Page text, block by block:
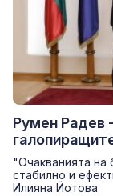
Румен Радев
"Очакванията на
стабилно и
Илияна Йотова